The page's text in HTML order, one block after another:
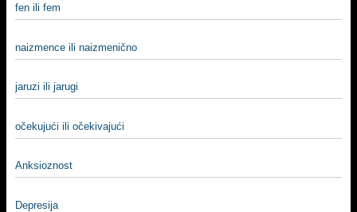
fen ili fem
naizmence ili naizmenično
jaruzi ili jarugi
očekujući ili očekivajući
Anksioznost
Depresija